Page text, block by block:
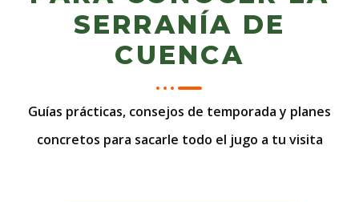
SERRANÍA DE
CUENCA
Guías prácticas, consejos de temporada y planes
concretos para sacarle todo el jugo a tu visita